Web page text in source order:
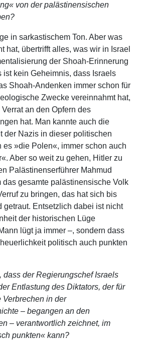
von der palästinensischen
in sarkastischem Ton. Aber was
hat, übertrifft alles, was wir in Israel
der Shoah-Erinnerung
ist kein Geheimnis, dass Israels
Shoah-Andenken immer schon für
Zwecke vereinnahmt hat,
an den Opfern des
hat. Man kannte auch die
der Nazis in dieser politischen
es »die Polen«, immer schon auch
Aber so weit zu gehen, Hitler zu
Palästinenserführer Mahmud
das gesamte palästinensische Volk
zu bringen, das hat sich bis
getraut. Entsetzlich dabei ist nicht
der historischen Lüge
lügt ja immer –, sondern dass
politisch auch punkten
dass der Regierungschef Israels
Entlastung des Diktators, der für
in der
– begangen an den
– verantwortlich zeichnet, im
punkten« kann?